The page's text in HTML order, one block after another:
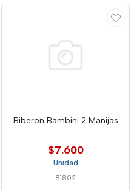
Biberon Bambini 2 Manijas
$7.600
Unidad
81802